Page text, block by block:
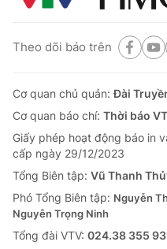
Theo dõi báo trên
Cơ quan chủ quản:Đài
Cơ quan báo chí: Thời báo
Giấy phép hoạt động báo in
cấp ngày 29/12/2023
Tổng Biên tập: Vũ Thanh
Phó Tổng Biên tập: Nguyễn
Nguyễn Trọng Ninh
Tổng đài VTV: 024.38 355